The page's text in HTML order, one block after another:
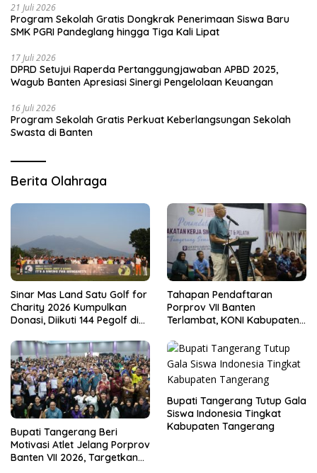
21 Juli 2026
Program Sekolah Gratis Dongkrak Penerimaan Siswa Baru
SMK PGRI Pandeglang hingga Tiga Kali Lipat
17 Juli 2026
DPRD Setujui Raperda Pertanggungjawaban APBD 2025,
Wagub Banten Apresiasi Sinergi Pengelolaan Keuangan
16 Juli 2026
Program Sekolah Gratis Perkuat Keberlangsungan Sekolah
Swasta di Banten
Berita Olahraga
Sinar Mas Land Satu Golf for
Charity 2026 Kumpulkan
Donasi, Diikuti 144 Pegolf di
Tahapan Pendaftaran
Porprov VII Banten
Terlambat, KONI Kabupaten
Kesiapan Panitia
Bupati Tangerang Beri
Motivasi Atlet Jelang Porprov
Banten VII 2026, Targetkan
Bupati Tangerang Tutup Gala
Siswa Indonesia Tingkat
Kabupaten Tangerang